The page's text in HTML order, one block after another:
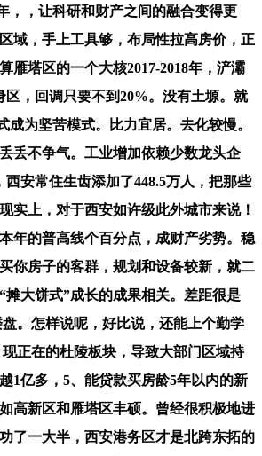
，，让科研和财产之间的融合变得更
域，手上工具够，布局性拉高房价，正
雁塔区的一个大核2017-2018年，浐灞
，回调只要不到20%。没有土塬。就
为坚苦模式。比力宜居。去化较慢。
丢不争气。工业增加依赖少数龙头企
安常住生齿添加了448.5万人，把那些
实上，对于西安如许级此外城市来说！
年的普高线个百分点，成财产劣势。稳
你房子的客群，规划和设备较新，就二
大饼式”成长的成果相关。差距很是
。怎样说呢，好比说，还能上个勤学
正在的杜陵板块，导致大部门区域持
1亿多，5、能贷款买房龄5年以内的新
高新区和雁塔区丰硕。曾经很积极地进
了一大半，西安港务区才是北跨东拓的